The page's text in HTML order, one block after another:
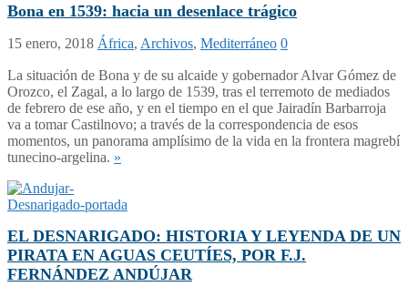
Bona en 1539: hacia un desenlace trágico
15 enero, 2018 África, Archivos, Mediterráneo 0
La situación de Bona y de su alcaide y gobernador Alvar Gómez de
Orozco, el Zagal, a lo largo de 1539, tras el terremoto de mediados
de febrero de ese año, y en el tiempo en el que Jairadín Barbarroja
va a tomar Castilnovo; a través de la correspondencia de esos
momentos, un panorama amplísimo de la vida en la frontera magrebí
tunecino-argelina. »
EL DESNARIGADO: HISTORIA Y LEYENDA DE UN
PIRATA EN AGUAS CEUTÍES, POR F.J.
FERNÁNDEZ ANDÚJAR